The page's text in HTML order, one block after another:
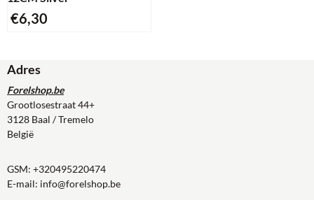
€6,30
Adres
Forelshop.be
Grootlosestraat 44+
3128 Baal / Tremelo
België
GSM: +320495220474
E-mail: info@forelshop.be